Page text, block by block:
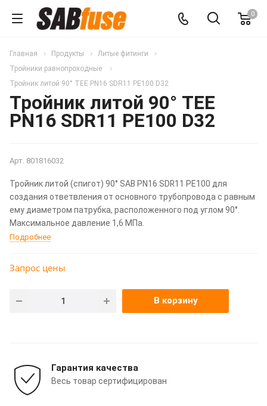
0
Главная Продукты
Литые фитинги
Тройники равнопроходные
Тройник литой 90° TEE PN16 SDR11 PE100 D32
Тройник литой 90° TEE
PN16 SDR11 PE100 D32
Арт. 801816032
Тройник литой (спигот) 90° SAB PN16 SDR11 PE100 для
создания ответвления от основного трубопровода с равным
ему диаметром патрубка, расположенного под углом 90°.
Максимальное давление 1,6 МПа.
Подробнее
Запрос цены
В корзину
Гарантия качества
Весь товар сертифицирован